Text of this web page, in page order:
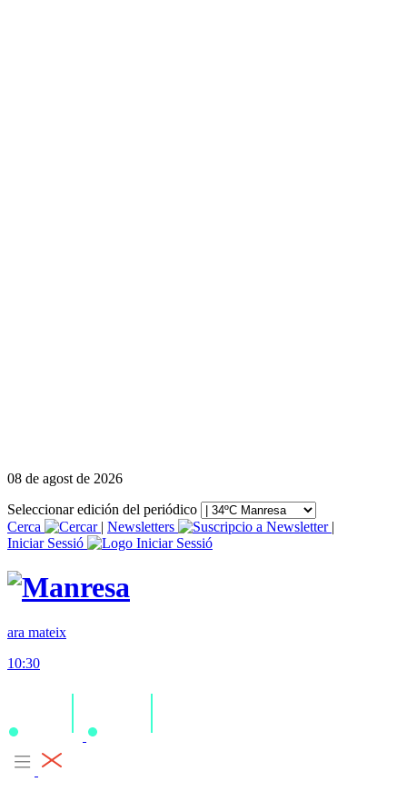
08 de agost de 2026
Seleccionar edición del periódico
Cerca
| Newsletters
|
Iniciar Sessió
ara mateix
10:30